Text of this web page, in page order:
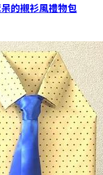
的襯衫風禮物包